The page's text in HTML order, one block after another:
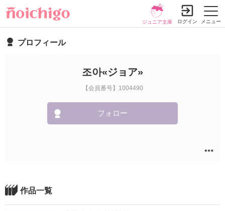
メニュー
ジュニア文庫 ログイン
プロフィール
조아«ジョア»
【会員番号】1004490
フォロー
作品一覧